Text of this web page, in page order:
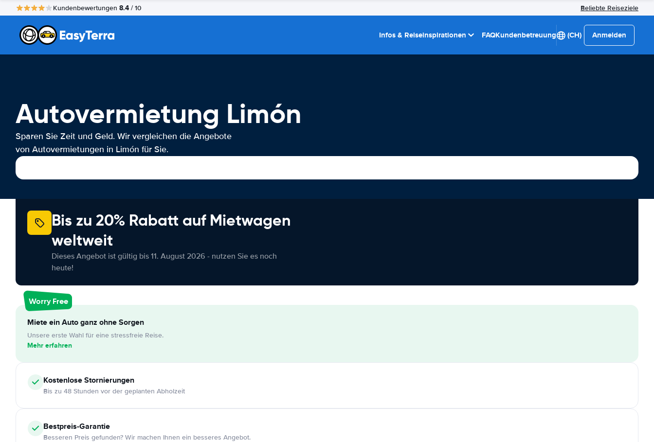
Kundenbewertungen 8.4 / 10 Beliebte Reiseziele
Infos & Reiseinspirationen FAQKundenbetreuung (CH) Anmelden
Autovermietung Limón
Sparen Sie Zeit und Geld. Wir vergleichen die Angebote
von Autovermietungen in Limón für Sie.
Bis zu 20% Rabatt auf Mietwagen
weltweit
Dieses Angebot ist gültig bis 11. August 2026 - nutzen Sie es noch
heute!
Worry Free
Miete ein Auto ganz ohne Sorgen
Unsere erste Wahl für eine stressfreie Reise.
Mehr erfahren
KostenloseStornierungen
Bis zu 48 Stunden vor der geplanten Abholzeit
Bestpreis-Garantie
Besseren Preis gefunden? Wir machen Ihnen ein besseres Angebot.